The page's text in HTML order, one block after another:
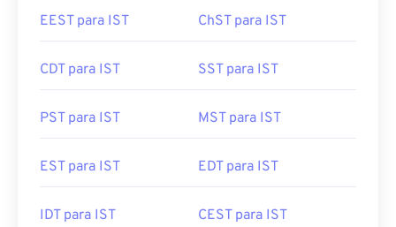
EEST para IST ChST para IST
CDT para IST SST para IST
PST para IST MST para IST
EST para IST EDT para IST
IDT para IST CEST para IST